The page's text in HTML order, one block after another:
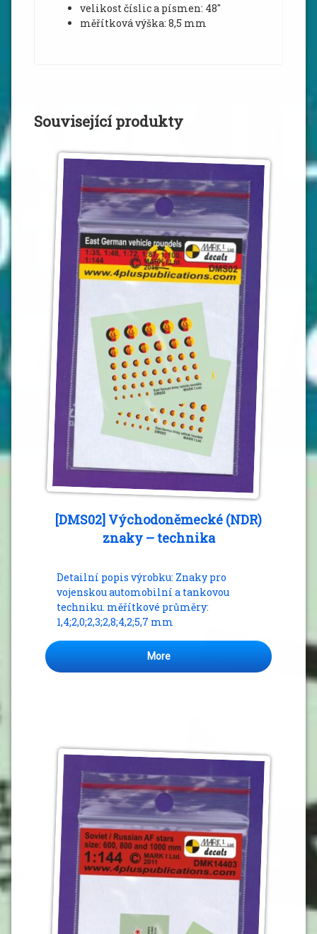
velikost číslic a písmen: 48″
měřítková výška: 8,5 mm
Související produkty
[DMS02] Východoněmecké (NDR)
znaky – technika
Detailní popis výrobku: Znaky pro
vojenskou automobilní a tankovou
techniku. měřítkové průměry:
1,4;2,0;2,3;2,8;4,2;5,7 mm
More